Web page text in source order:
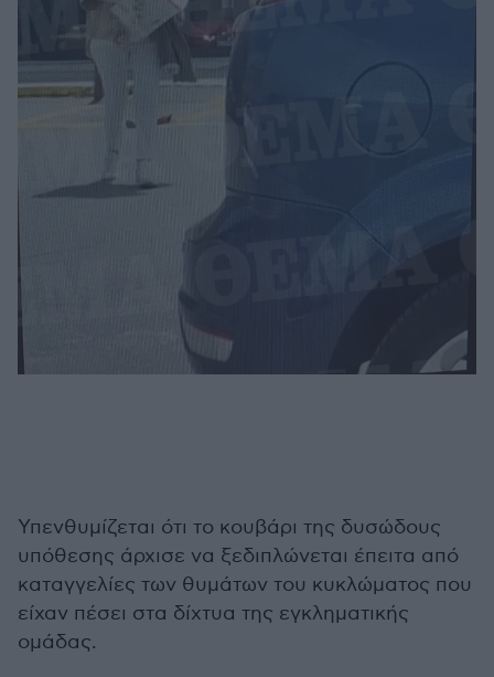
Υπενθυμίζεται ότι το κουβάρι της δυσώδους
υπόθεσης άρχισε να ξεδιπλώνεται έπειτα από
καταγγελίες των θυμάτων του κυκλώματος που
είχαν πέσει στα δίχτυα της εγκληματικής
ομάδας.